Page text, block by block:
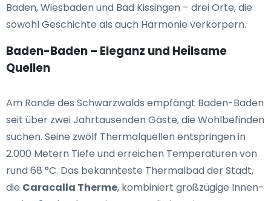
Baden, Wiesbaden und Bad Kissingen – drei Orte, die
sowohl Geschichte als auch Harmonie verkörpern.
Baden-Baden – Eleganz und Heilsame
Quellen
Am Rande des Schwarzwalds empfängt Baden-Baden
seit über zwei Jahrtausenden Gäste, die Wohlbefinden
suchen. Seine zwölf Thermalquellen entspringen in
2.000 Metern Tiefe und erreichen Temperaturen von
rund 68 °C. Das bekannteste Thermalbad der Stadt,
die Caracalla Therme, kombiniert großzügige Innen-